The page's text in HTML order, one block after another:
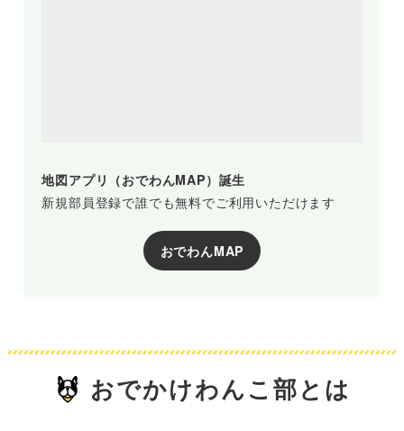
地図アプリ（おでわんMAP）誕生
新規部員登録で誰でも無料でご利用いただけます
おでわんMAP
おでかけわんこ部とは